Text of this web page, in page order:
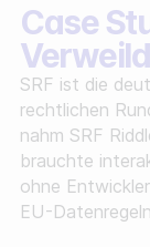
Case
SRF ist die
rechtlichen
nahm SRF
brauchte
ohne
EU-